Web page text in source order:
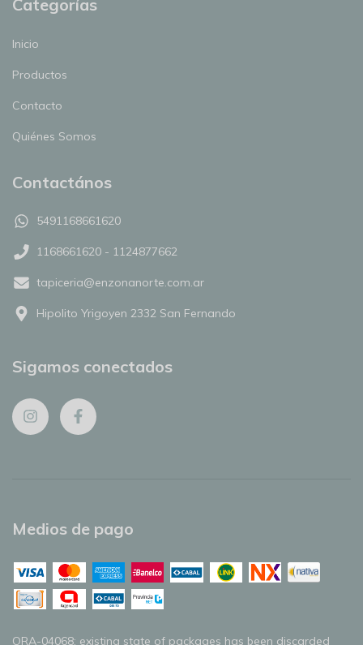
Categorías
Inicio
Productos
Contacto
Quiénes Somos
Contactános
5491168661620
1168661620 - 1124877662
tapiceria@enzonanorte.com.ar
Hipolito Yrigoyen 2332 San Fernando
Sigamos conectados
Medios de pago
ORA-04068: existing state of packages has been discarded